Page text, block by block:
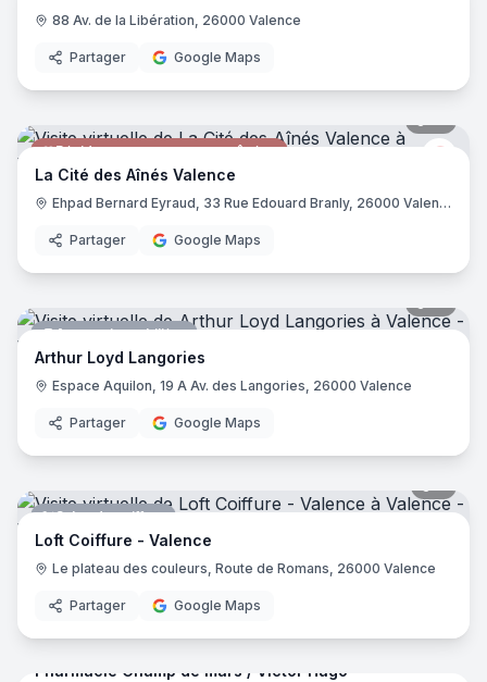
88 Av. de la Libération, 26000 Valence
Partager Google Maps
Résidence pour personnes âgées
La Cité des Aînés Valence
Ehpad Bernard Eyraud, 33 Rue Edouard Branly, 26000 Valence
Partager Google Maps
Agence immobilière
Arthur Loyd Langories
Espace Aquilon, 19 A Av. des Langories, 26000 Valence
Partager Google Maps
Salon de coiffure
Loft Coiffure - Valence
Le plateau des couleurs, Route de Romans, 26000 Valence
Partager Google Maps
Pharmacie Champ de mars / Victor Hugo